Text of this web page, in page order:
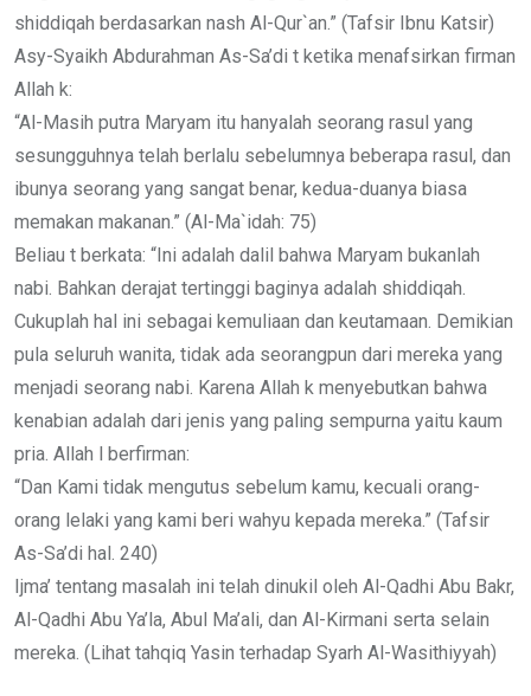
shiddiqah berdasarkan nash Al-Qur`an.” (Tafsir Ibnu Katsir)
Asy-Syaikh Abdurahman As-Sa’di t ketika menafsirkan firman
Allah k:
“Al-Masih putra Maryam itu hanyalah seorang rasul yang
sesungguhnya telah berlalu sebelumnya beberapa rasul, dan
ibunya seorang yang sangat benar, kedua-duanya biasa
memakan makanan.” (Al-Ma`idah: 75)
Beliau t berkata: “Ini adalah dalil bahwa Maryam bukanlah
nabi. Bahkan derajat tertinggi baginya adalah shiddiqah.
Cukuplah hal ini sebagai kemuliaan dan keutamaan. Demikian
pula seluruh wanita, tidak ada seorangpun dari mereka yang
menjadi seorang nabi. Karena Allah k menyebutkan bahwa
kenabian adalah dari jenis yang paling sempurna yaitu kaum
pria. Allah l berfirman:
“Dan Kami tidak mengutus sebelum kamu, kecuali orang-
orang lelaki yang kami beri wahyu kepada mereka.” (Tafsir
As-Sa’di hal. 240)
Ijma’ tentang masalah ini telah dinukil oleh Al-Qadhi Abu Bakr,
Al-Qadhi Abu Ya’la, Abul Ma’ali, dan Al-Kirmani serta selain
mereka. (Lihat tahqiq Yasin terhadap Syarh Al-Wasithiyyah)